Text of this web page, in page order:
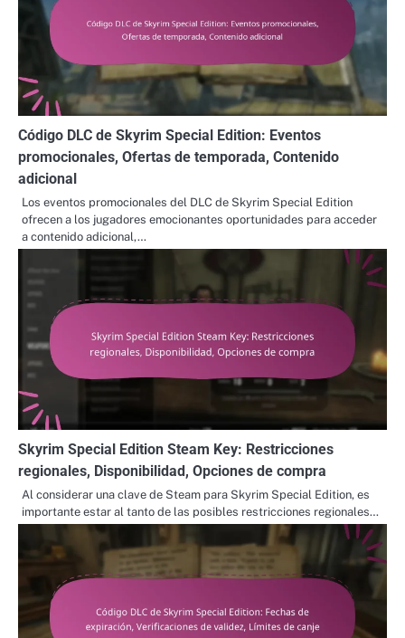
Código DLC de Skyrim Special Edition: Eventos
promocionales, Ofertas de temporada, Contenido
adicional
Los eventos promocionales del DLC de Skyrim Special Edition
ofrecen a los jugadores emocionantes oportunidades para acceder
a contenido adicional,…
Skyrim Special Edition Steam Key: Restricciones
regionales, Disponibilidad, Opciones de compra
Al considerar una clave de Steam para Skyrim Special Edition, es
importante estar al tanto de las posibles restricciones regionales…